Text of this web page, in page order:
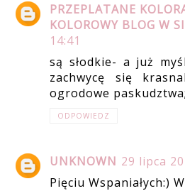
PRZEPLATANE
KOLOROWY BLOG W
14:41
są słodkie- a już
zachwycę się
ogrodowe
ODPOWIEDZ
UNKNOWN 29 lipca
Pięciu Wspaniałych:)